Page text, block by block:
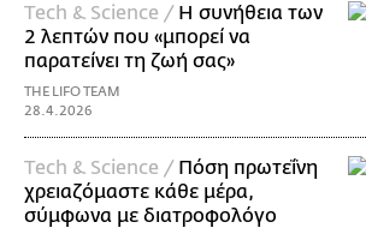
Τech & Science / Η συνήθεια των
2 λεπτών που «μπορεί να
παρατείνει τη ζωή σας»
THE LIFO TEAM
28.4.2026
Τech & Science / Πόση πρωτεΐνη
χρειαζόμαστε κάθε μέρα,
σύμφωνα με διατροφολόγο